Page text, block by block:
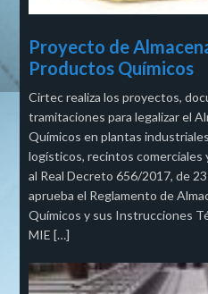
Proyecto de
Productos Químicos
Cirtec realiza los proyectos,
tramitaciones para legalizar el
Químicos en plantas
logísticos, recintos comerciales
al Real Decreto 656/2017, de
aprueba el Reglamento de
Químicos y sus Instrucciones
MIE […]